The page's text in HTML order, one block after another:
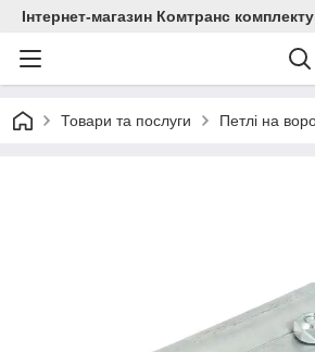
Інтернет-магазин Комтранс
Товари та послуги Петлі на